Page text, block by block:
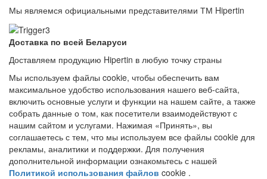
Мы являемся официальными представителями ТМ Hipertin
Доставка по всей Беларуси
Доставляем продукцию Hipertin в любую точку страны
Мы используем файлы cookie, чтобы обеспечить вам
максимальное удобство использования нашего веб-сайта,
включить основные услуги и функции на нашем сайте, а также
собрать данные о том, как посетители взаимодействуют с
нашим сайтом и услугами. Нажимая «Принять», вы
соглашаетесь с тем, что мы используем все файлы cookie для
рекламы, аналитики и поддержки. Для получения
дополнительной информации ознакомьтесь с нашей
Политикой использования файлов cookie .